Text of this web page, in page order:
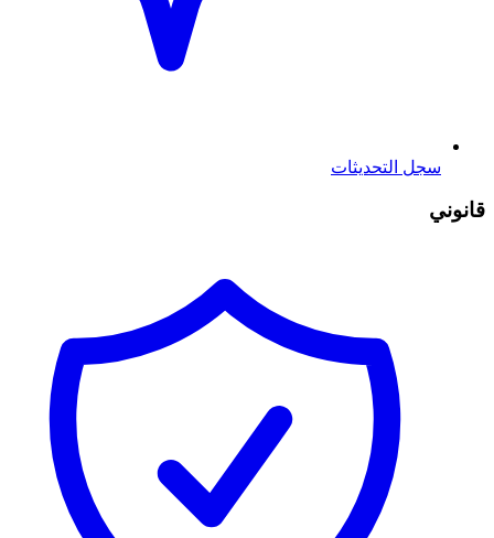
سجل التحديثات
قانوني